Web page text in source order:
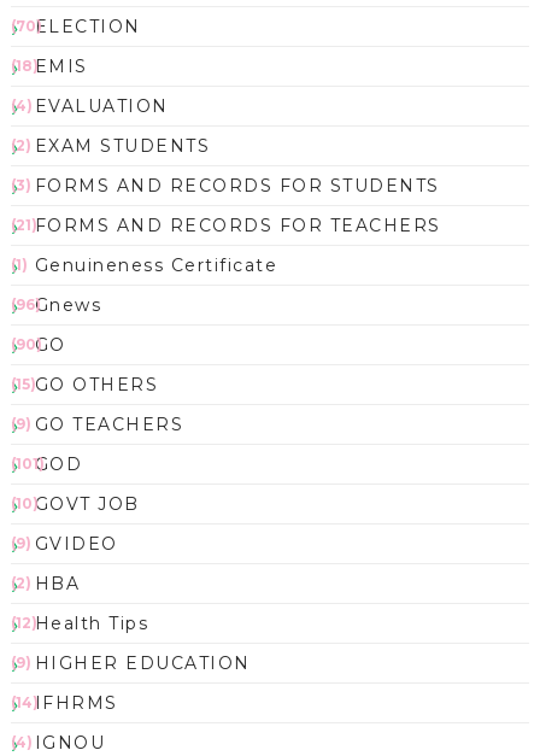
ELECTION
(70)
EMIS
(18)
EVALUATION
(4)
EXAM STUDENTS
(2)
FORMS AND RECORDS FOR STUDENTS
(3)
FORMS AND RECORDS FOR TEACHERS
(21)
Genuineness Certificate
(1)
Gnews
(96)
GO
(90)
GO OTHERS
(15)
GO TEACHERS
(9)
GOD
(101)
GOVT JOB
(10)
GVIDEO
(9)
HBA
(2)
Health Tips
(12)
HIGHER EDUCATION
(9)
IFHRMS
(14)
IGNOU
(4)